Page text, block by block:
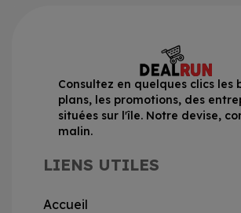
Consultez en quelques clics les
plans, les promotions, des
situées sur l'île. Notre devise,
malin.
LIENS UTILES
Accueil